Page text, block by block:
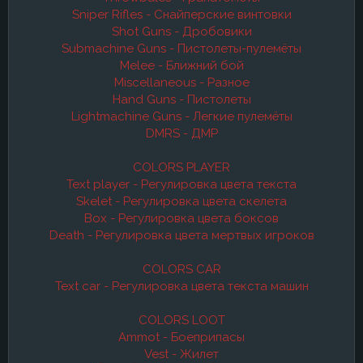
Sniper Rifles - Снайперские винтовки
Shot Guns - Дробовики
Submachine Guns - Пистолеты-пулемёты
Melee - Ближний бой
Miscellaneous - Разное
Hand Guns - Пистолеты
Lightmachine Guns - Легкие пулемёты
DMRS - ДМР
COLORS PLAYER
Text player - Регулировка цвета текста
Skelet - Регулировка цвета скелета
Box - Регулировка цвета боксов
Death - Регулировка цвета мертвых игроков
COLORS CAR
Text car - Регулировка цвета текста машин
COLORS LOOT
Ammot - Боеприпасы
Vest - Жилет